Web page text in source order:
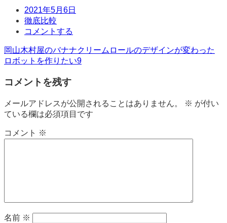
日
時
2021年5月6日
タ
グ
徹底比較
コ
ン
ト
コメントする
投
稿
ナ
ビ
ゲ
ー
岡山木村屋のバナナクリームロールのデザインが変わった
ロボットを作りたい9
コメントを残す
メールアドレスが公開されることはありません。 ※ が付い
ている欄は必須項目です
コメント ※
名前 ※